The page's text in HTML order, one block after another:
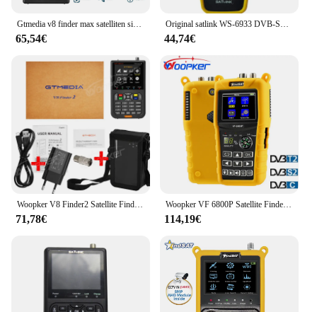
65,54€ 44,74€
71,78€
Woopker VF 6800P Satellite Finder DVB-T2 DVB-S2 DVB-C MPEG4 Digital Sat-Finder Meter 2,4 Zoll LCD HD für TV tuner
114,19€